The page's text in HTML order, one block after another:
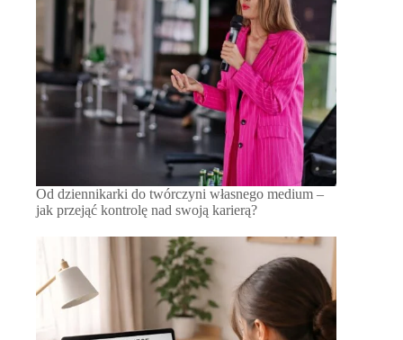
Od dziennikarki do twórczyni własnego medium –
jak przejąć kontrolę nad swoją karierą?